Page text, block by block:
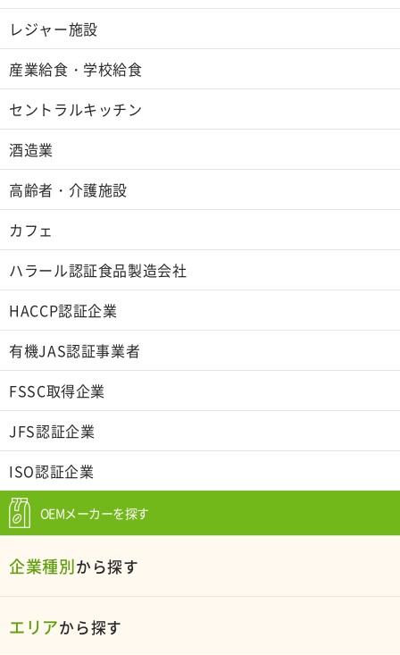
レジャー施設
産業給食・学校給食
セントラルキッチン
酒造業
高齢者・介護施設
カフェ
ハラール認証食品製造会社
HACCP認証企業
有機JAS認証事業者
FSSC取得企業
JFS認証企業
ISO認証企業
OEMメーカーを探す
企業種別から探す
エリアから探す